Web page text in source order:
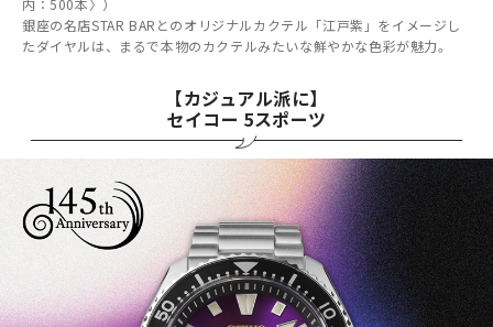
内：500本〉）
銀座の名店STAR BARとのオリジナルカクテル「江戸紫」をイメージし
たダイヤルは、まるで本物のカクテルみたいな鮮やかな色彩が魅力。
【カジュアル派に】
セイコー 5スポーツ